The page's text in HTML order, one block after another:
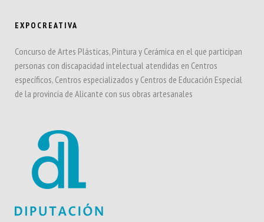
EXPOCREATIVA
Concurso de Artes Plásticas, Pintura y Cerámica en el que participan
personas con discapacidad intelectual atendidas en Centros
específicos, Centros especializados y Centros de Educación Especial
de la provincia de Alicante con sus obras artesanales